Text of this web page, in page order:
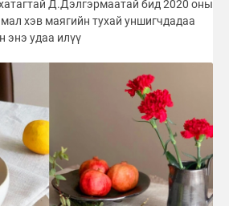
Д.Дэлгэрмаатай бид 2020 оны
хэв маягийн тухай уншигчдадаа
энэ удаа илүү